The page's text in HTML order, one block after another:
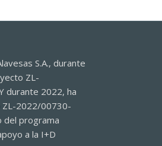
S.A., durante
ZL-
durante 2022, ha
2022/00730-
del programa
a la I+D